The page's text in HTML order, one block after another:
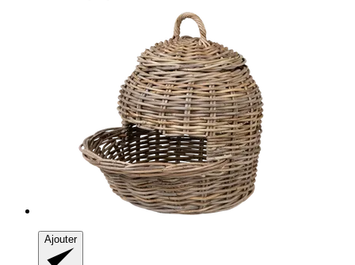
Ajouter